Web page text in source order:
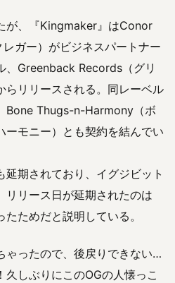
が、『Kingmaker』はConor
ガー）がビジネスパートナー
、Greenback Records（グリ
らリリースされる。同レーベル
Bone Thugs-n-Harmony（ボ
ーモニー）とも契約を結んでい
期されており、イグジビット
リリース日が延期されたのは
たためだと説明している。
ゃったので、後戻りできない…
久しぶりにこのOGの人懐っこ